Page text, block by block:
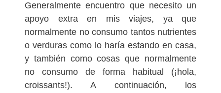
Generalmente encuentro que necesito un
apoyo extra en mis viajes, ya que
normalmente no consumo tantos nutrientes
o verduras como lo haría estando en casa,
y también como cosas que normalmente
no consumo de forma habitual (¡hola,
croissants!). A continuación, los